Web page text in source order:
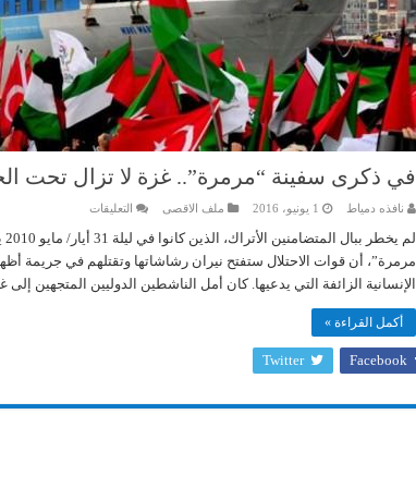
في ذكرى سفينة “مرمرة”.. غزة لا تزال تحت
نافذه دمياط 1 يونيو، 2016 ملف الاقصى التعليقات
ذكرى
سفينة
“مرمرة”..
غزة
لا
مرمرة”، أن قوات الاحتلال ستفتح نيران رشاشاتها وتقتلهم في جريمة
الإنسانية الزائفة التي يدعيها. كان أمل الناشطين الدوليين المتجهين
أكمل القراءة »
Facebook
Twitter